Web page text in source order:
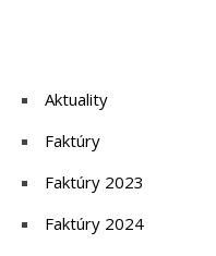
Aktuality
Faktúry
Faktúry 2023
Faktúry 2024